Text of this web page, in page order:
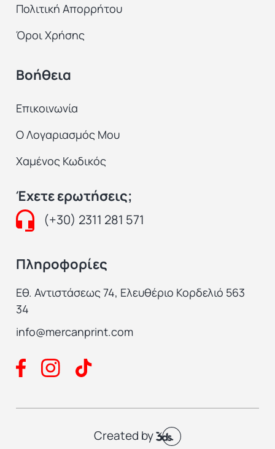
Πολιτική Απορρήτου
Όροι Χρήσης
Βοήθεια
Επικοινωνία
Ο Λογαριασμός Μου
Χαμένος Κωδικός
Έχετε ερωτήσεις;
(+30) 2311 281 571
Πληροφορίες
Εθ. Αντιστάσεως 74, Ελευθέριο Κορδελιό 563
34
info@mercanprint.com
Created by